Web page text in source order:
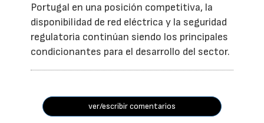
Portugal en una posición competitiva, la
disponibilidad de red eléctrica y la seguridad
regulatoria continúan siendo los principales
condicionantes para el desarrollo del sector.
ver/escribir comentarios